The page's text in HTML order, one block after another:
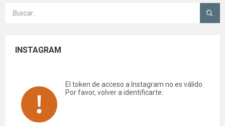
INSTAGRAM
El token de acceso a Instagram no es válido.
Por favor, volver a identificarte.